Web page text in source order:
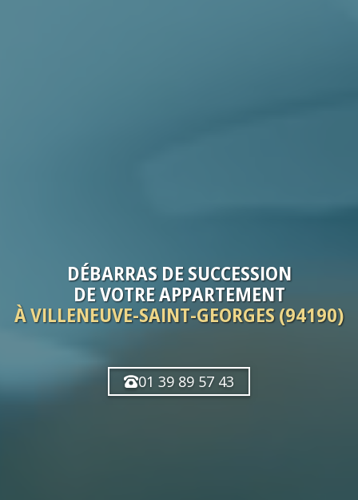
DÉBARRAS DE SUCCESSION
DE VOTREAPPARTEMENT
À VILLENEUVE-SAINT-GEORGES (94190)
01 39 89 57 43